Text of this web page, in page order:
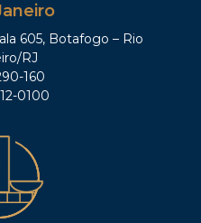
605, Botafogo – Rio
RJ
160
0100